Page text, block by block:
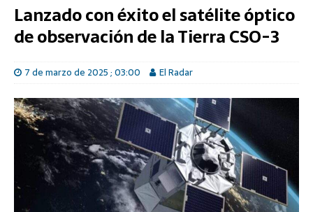
Lanzado con éxito el satélite óptico
de observación de la Tierra CSO-3
7 de marzo de 2025 ; 03:00 El Radar